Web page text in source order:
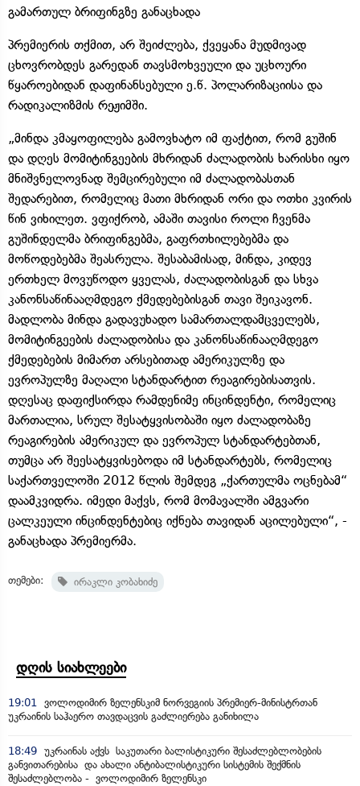
გამართულ ბრიფინგზე განაცხადა
პრემიერის თქმით, არ შეიძლება, ქვეყანა მუდმივად
ცხოვრობდეს გარედან თავსმოხვეული და უცხოური
წყაროებიდან დაფინანსებული ე.წ. პოლარიზაციისა და
რადიკალიზმის რეჟიმში.
„მინდა კმაყოფილება გამოვხატო იმ ფაქტით, რომ გუშინ
და დღეს მომიტინგეების მხრიდან ძალადობის ხარისხი იყო
მნიშვნელოვნად შემცირებული იმ ძალადობასთან
შედარებით, რომელიც მათი მხრიდან ორი და ოთხი კვირის
წინ ვიხილეთ. ვფიქრობ, ამაში თავისი როლი ჩვენმა
გუშინდელმა ბრიფინგებმა, გაფრთხილებებმა და
მოწოდებებმა შეასრულა. შესაბამისად, მინდა, კიდევ
ერთხელ მოვუწოდო ყველას, ძალადობისგან და სხვა
კანონსაწინააღმდეგო ქმედებებისგან თავი შეიკავონ.
მადლობა მინდა გადავუხადო სამართალდამცველებს,
მომიტინგეების ძალადობისა და კანონსაწინააღმდეგო
ქმედებების მიმართ არსებითად ამერიკულზე და
ევროპულზე მაღალი სტანდარტით რეაგირებისათვის.
დღესაც დაფიქსირდა რამდენიმე ინცინდენტი, რომელიც
მართალია, სრულ შესატყვისობაში იყო ძალადობაზე
რეაგირების ამერიკულ და ევროპულ სტანდარტებთან,
თუმცა არ შეესატყვისებოდა იმ სტანდარტებს, რომელიც
საქართველოში 2012 წლის შემდეგ „ქართულმა ოცნებამ“
დაამკვიდრა. იმედი მაქვს, რომ მომავალში ამგვარი
ცალკეული ინცინდენტებიც იქნება თავიდან აცილებული“, -
განაცხადა პრემიერმა.
თემები: ირაკლი კობახიძე
დღის სიახლეები
19:01
ვოლოდიმირ ზელენსკიმ ნორვეგიის პრემიერ-მინისტრთან
უკრაინის საჰაერო თავდაცვის გაძლიერება განიხილა
18:49 უკრაინას აქვს საკუთარი ბალისტიკური შესაძლებლობების
განვითარებისა და ახალი ანტიბალისტიკური სისტემის შექმნის
შესაძლებლობა - ვოლოდიმირ ზელენსკი